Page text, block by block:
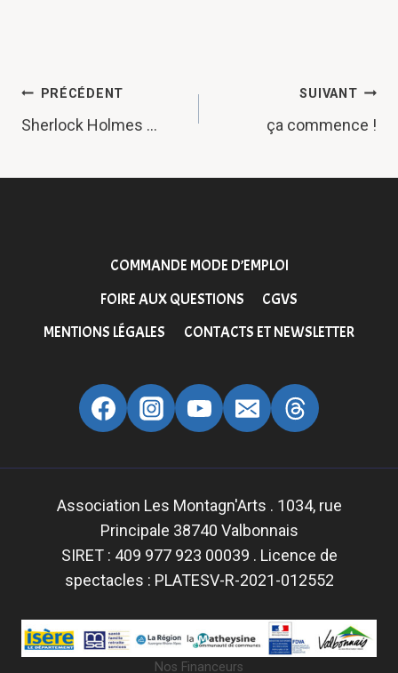
NAVIGATION
DE
PRÉCÉDENT
Sherlock Holmes …
SUIVANT
ça commence !
COMMANDE MODE D’EMPLOI
FOIRE AUX QUESTIONS
CGVS
MENTIONS LÉGALES
CONTACTS ET NEWSLETTER
Association Les Montagn'Arts . 1034, rue
Principale 38740 Valbonnais
SIRET : 409 977 923 00039 . Licence de
spectacles : PLATESV-R-2021-012552
Nos Financeurs